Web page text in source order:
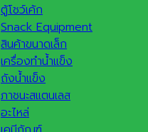
ตู้โชว์เค้ก
Snack Equipment
สินค้าขนาดเล็ก
เครื่องทำน้ำแข็ง
ถังน้ำแข็ง
ภาชนะสแตนเลส
อะไหล่